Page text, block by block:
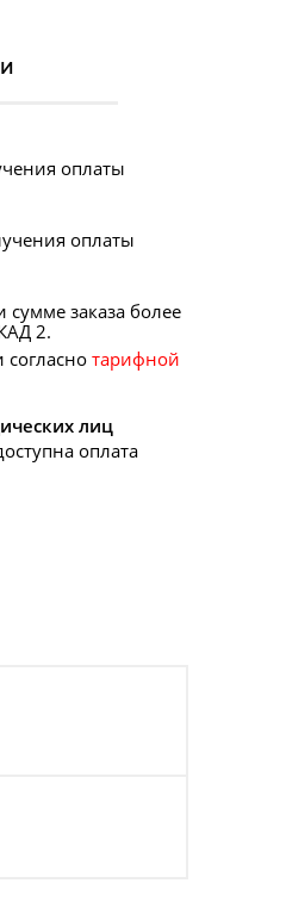
оплаты
оплаты
сумме заказа более
2.
тарифной
лиц
оплата